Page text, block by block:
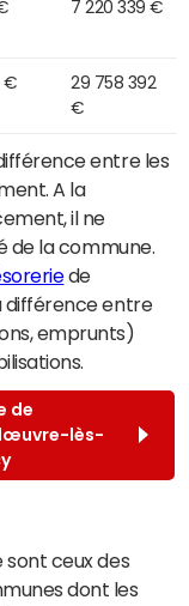
7 220 339 €
€
29 758 392
€
entre les
A la
il ne
de la commune.
de
différence entre
emprunts)
de
lès-
sont ceux des
dont les